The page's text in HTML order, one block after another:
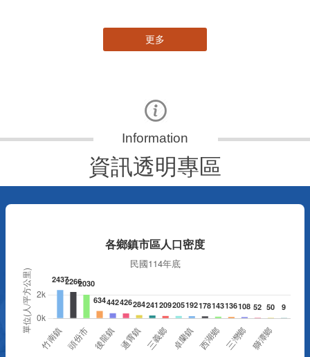
更多
資訊透明專區